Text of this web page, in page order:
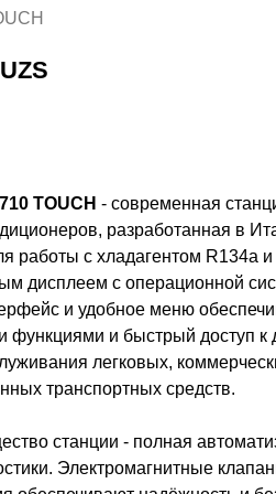
UZS
TOUCH - современная
разработанная в
работы с хладагентом
дисплеем с операционной
и удобное меню
функциями и быстрый доступ к
легковых,
транспортных средств.
станции - полная
Электромагнитные